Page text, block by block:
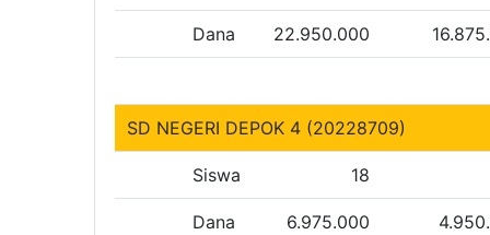
Dana 22.950.000
SD NEGERI DEPOK 4 (20228709)
Siswa 18
Dana 6.975.000